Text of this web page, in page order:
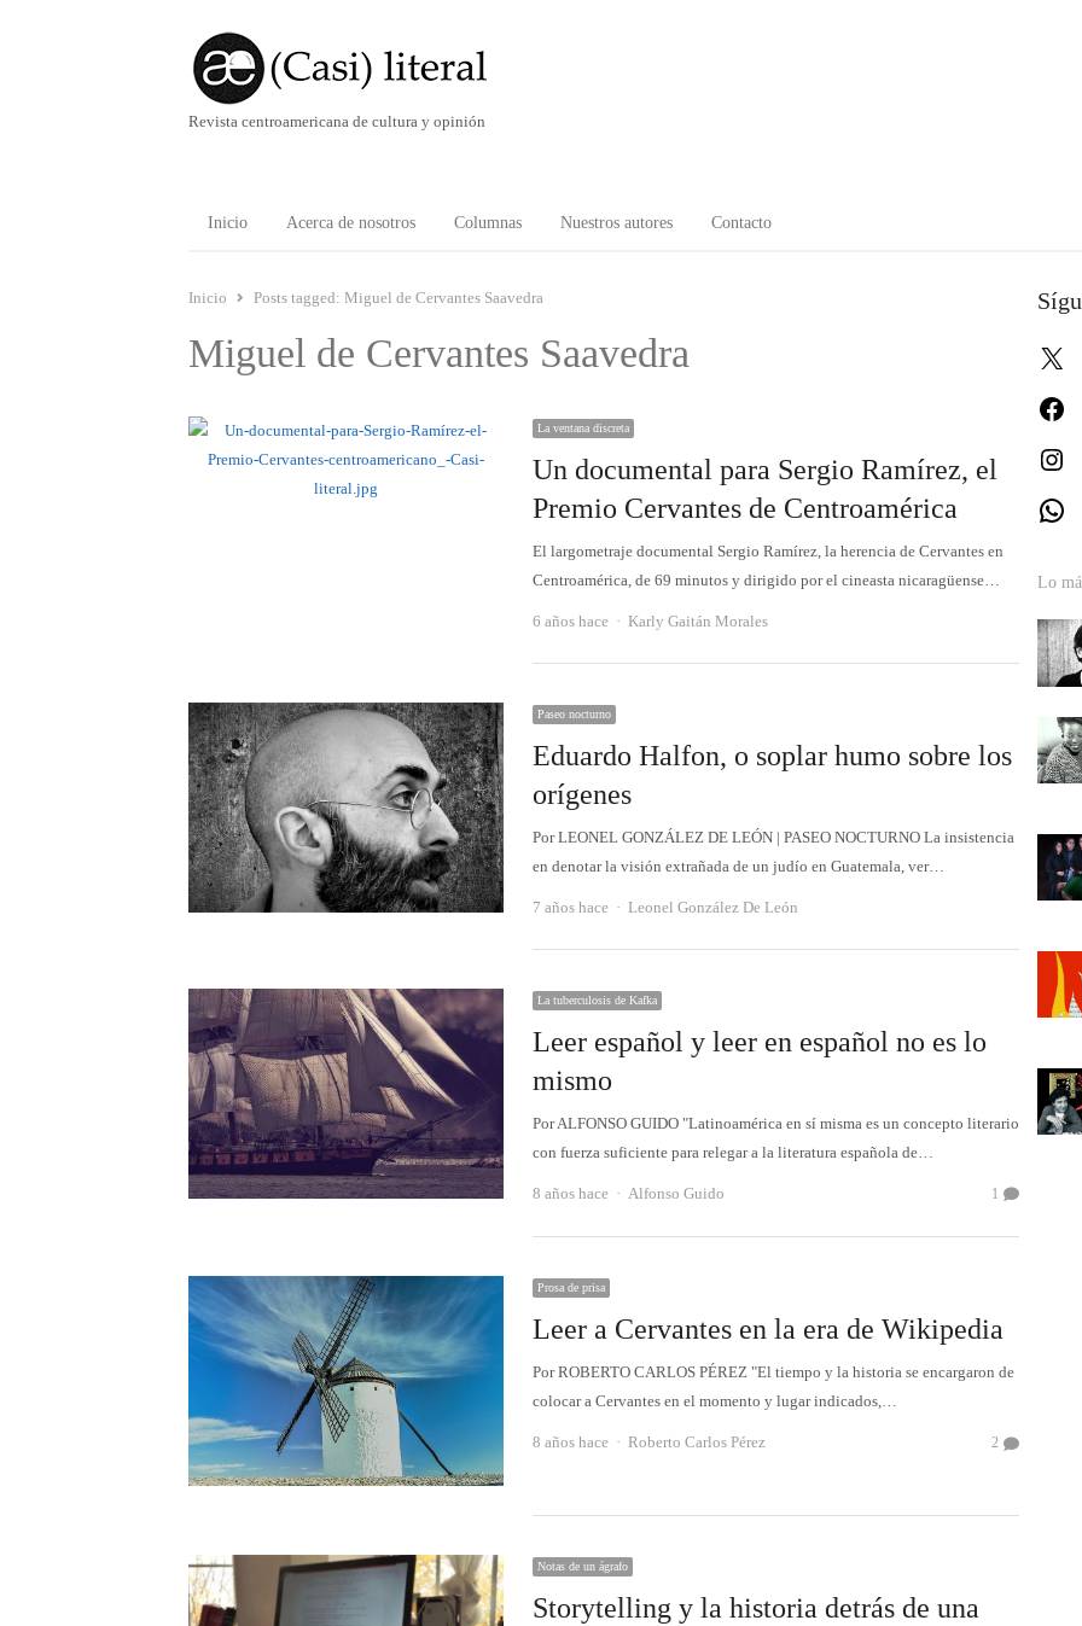
Revista centroamericana de cultura y opinión
Inicio Acerca de nosotros Columnas Nuestros autores Contacto
Inicio Posts tagged: Miguel de Cervantes Saavedra
Miguel de Cervantes Saavedra
La ventana discreta
Un documental para Sergio Ramírez, el
Premio Cervantes de Centroamérica
El largometraje documental Sergio Ramírez, la herencia de Cervantes en
Centroamérica, de 69 minutos y dirigido por el cineasta nicaragüense…
6 años hace Autor
Karly Gaitán Morales
Paseo nocturno
Eduardo Halfon, o soplar humo sobre los
orígenes
Por LEONEL GONZÁLEZ DE LEÓN | PASEO NOCTURNO La insistencia
en denotar la visión extrañada de un judío en Guatemala, ver…
7 años hace Autor
Leonel González De León
La tuberculosis de Kafka
Leer español y leer en español no es lo
mismo
Por ALFONSO GUIDO "Latinoamérica en sí misma es un concepto literario
con fuerza suficiente para relegar a la literatura española de…
8 años hace Autor
Alfonso Guido 1
Prosa de prisa
Leer a Cervantes en la era de Wikipedia
Por ROBERTO CARLOS PÉREZ "El tiempo y la historia se encargaron de
colocar a Cervantes en el momento y lugar indicados,…
8 años hace Autor
Roberto Carlos Pérez 2
Notas de un ágrafo
Storytelling y la historia detrás de una
Lo